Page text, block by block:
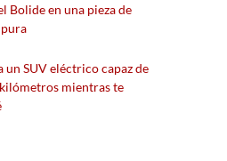
Bolide en una pieza de
un SUV eléctrico capaz de
mientras te